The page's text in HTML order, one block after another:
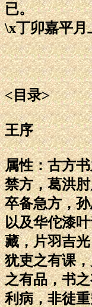
已。
\x丁卯嘉平月
<目录>
王序
属性：古方
禁方，葛洪
卒备急方，
以及华佗漆
藏，片羽吉
犹吏之有课
之有品，书
利病，非徒